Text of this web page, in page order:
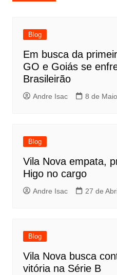
Blog
Em busca da
GO e Goiás se
Brasileirão
Andre Isac 8 de
Blog
Vila Nova empata,
Higo no cargo
Andre Isac 27 de
Blog
Vila Nova busca
vitória na Série B